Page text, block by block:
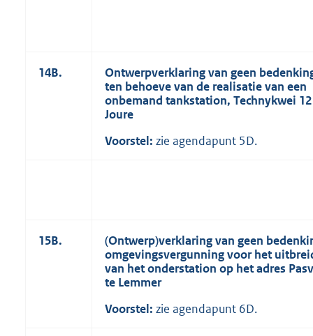
14B.
Ontwerpverklaring van geen
ten behoeve van de realisatie van een
onbemand tankstation, Technykwei
Joure
Voorstel: zie agendapunt 5D.
15B.
(Ontwerp)verklaring van geen
omgevingsvergunning voor het
van het onderstation op het adres
te Lemmer
Voorstel: zie agendapunt 6D.